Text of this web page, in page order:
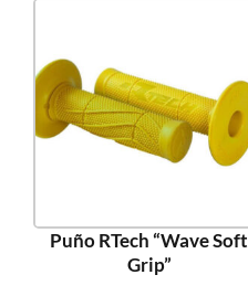
Puño RTech “Wave Soft
Grip”